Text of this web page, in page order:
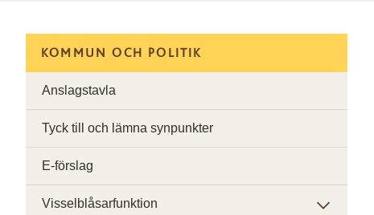
KOMMUN OCH POLITIK
Anslagstavla
Tyck till och lämna synpunkter
E-förslag
Visselblåsarfunktion